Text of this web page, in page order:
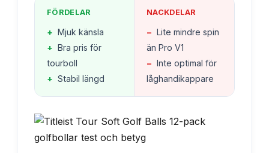
FÖRDELAR
+ Mjuk känsla
+ Bra pris för
tourboll
+ Stabil längd
NACKDELAR
− Lite mindre spin
än Pro V1
− Inte optimal för
låghandikappare